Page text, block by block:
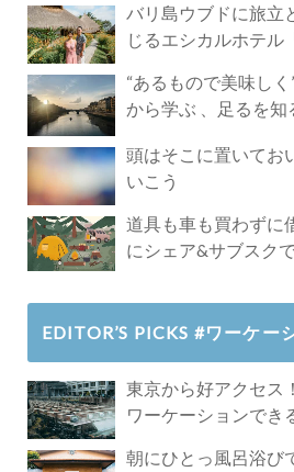
バリ島ウブドに旅立
じるエシカルホテル
“あるもので美味し
から学ぶ 、足るを
頭はそこに置いてお
いこう
道具も車も買わずに
にシェア&サブスク
EDITOR’S PICKS #ワーケー
東京から好アクセス
ワーケーションでき
朝にひとっ風呂浴び